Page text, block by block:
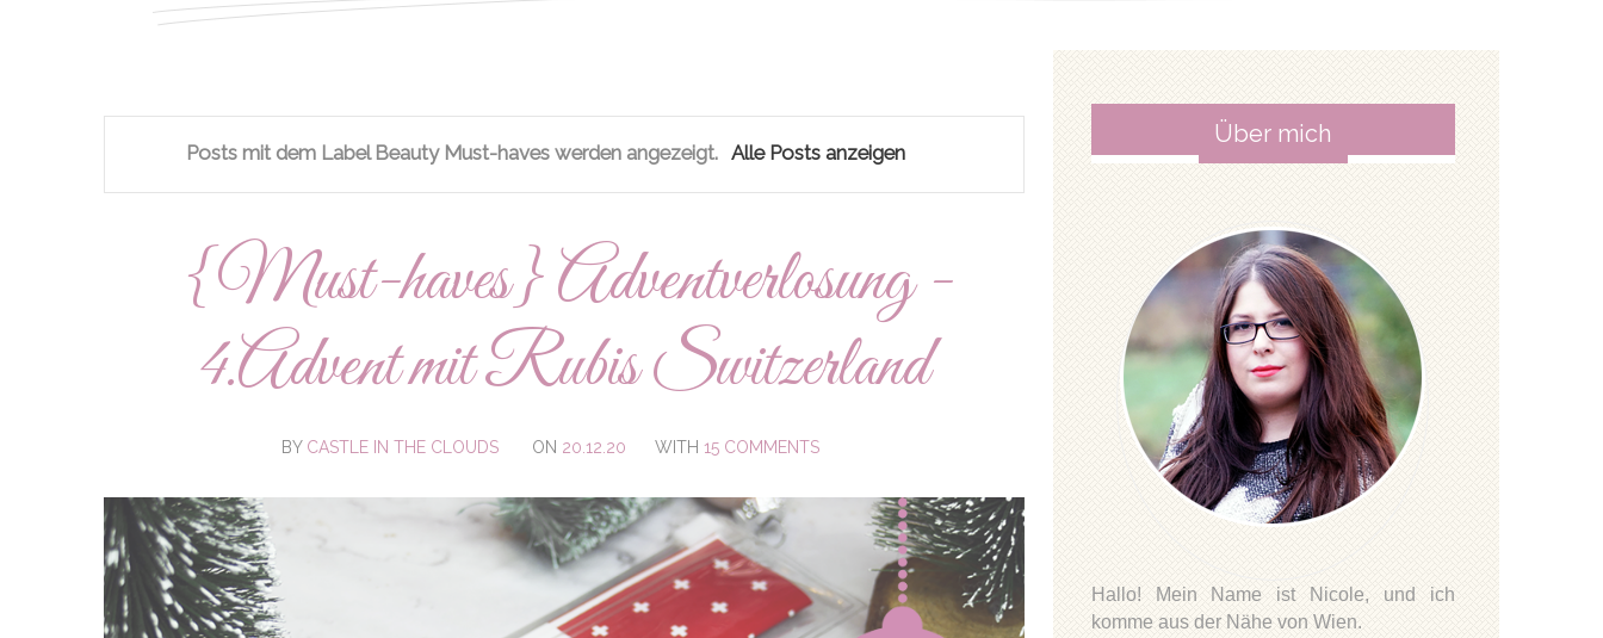
Posts mit dem Label Beauty Must-haves werden angezeigt. Alle Posts anzeigen
{Must-haves} Adventverlosung -
4.Advent mit Rubis Switzerland
BY CASTLE IN THE CLOUDS ON 20.12.20 WITH 15 COMMENTS
Über mich
Hallo! Mein Name ist Nicole, und ich
komme aus der Nähe von Wien.